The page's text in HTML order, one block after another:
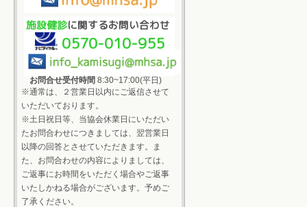
施設健診に関するお問い合わせ
0570-010-955
お問合せ受付時間 8:30~17:00(平日)
※通常は、２営業日以内にご返信させて
いただいております。
※土日祝日等、当協会休業日にいただい
たお問合わせにつきましては、翌営業日
以降の回答とさせていただきます。ま
た、お問合わせの内容によりましては、
ご返事にお時間をいただく場合やご返事
いたしかねる場合がございます。予めご
了承ください。